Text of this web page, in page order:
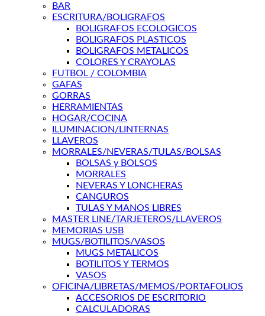
BAR
ESCRITURA/BOLIGRAFOS
BOLIGRAFOS ECOLOGICOS
BOLIGRAFOS PLASTICOS
BOLIGRAFOS METALICOS
COLORES Y CRAYOLAS
FUTBOL / COLOMBIA
GAFAS
GORRAS
HERRAMIENTAS
HOGAR/COCINA
ILUMINACION/LINTERNAS
LLAVEROS
MORRALES/NEVERAS/TULAS/BOLSAS
BOLSAS y BOLSOS
MORRALES
NEVERAS Y LONCHERAS
CANGUROS
TULAS Y MANOS LIBRES
MASTER LINE/TARJETEROS/LLAVEROS
MEMORIAS USB
MUGS/BOTILITOS/VASOS
MUGS METALICOS
BOTILITOS Y TERMOS
VASOS
OFICINA/LIBRETAS/MEMOS/PORTAFOLIOS
ACCESORIOS DE ESCRITORIO
CALCULADORAS